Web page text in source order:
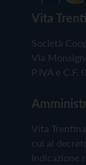
Vita
Società
Via
P.IVA e
Vita
cui al
Indicazione